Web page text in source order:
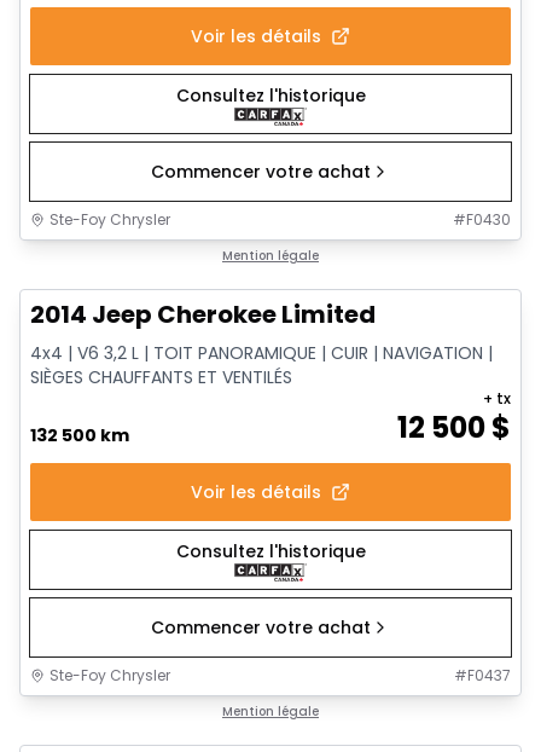
Voir les détails
Consultez l'historique
Commencer votre achat
Ste-Foy Chrysler #F0430
Mention légale
2014 Jeep Cherokee Limited
4x4 | V6 3,2 L | TOIT PANORAMIQUE | CUIR | NAVIGATION |
SIÈGES CHAUFFANTS ET VENTILÉS
132 500 km 12 500$
+ tx
Voir les détails
Consultez l'historique
Commencer votre achat
Ste-Foy Chrysler #F0437
Mention légale